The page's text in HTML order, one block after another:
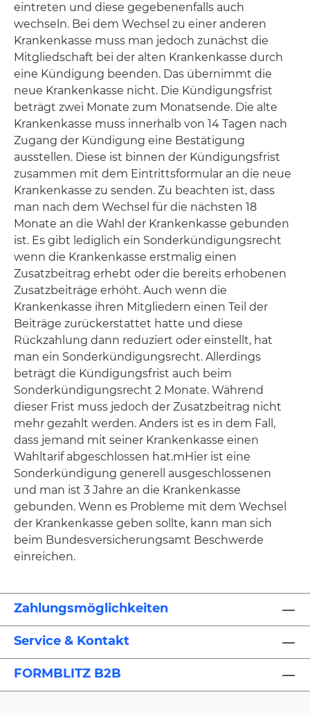
eintreten und diese gegebenenfalls auch
wechseln. Bei dem Wechsel zu einer anderen
Krankenkasse muss man jedoch zunächst die
Mitgliedschaft bei der alten Krankenkasse durch
eine Kündigung beenden. Das übernimmt die
neue Krankenkasse nicht. Die Kündigungsfrist
beträgt zwei Monate zum Monatsende. Die alte
Krankenkasse muss innerhalb von 14 Tagen nach
Zugang der Kündigung eine Bestätigung
ausstellen. Diese ist binnen der Kündigungsfrist
zusammen mit dem Eintrittsformular an die neue
Krankenkasse zu senden. Zu beachten ist, dass
man nach dem Wechsel für die nächsten 18
Monate an die Wahl der Krankenkasse gebunden
ist. Es gibt lediglich ein Sonderkündigungsrecht
wenn die Krankenkasse erstmalig einen
Zusatzbeitrag erhebt oder die bereits erhobenen
Zusatzbeiträge erhöht. Auch wenn die
Krankenkasse ihren Mitgliedern einen Teil der
Beiträge zurückerstattet hatte und diese
Rückzahlung dann reduziert oder einstellt, hat
man ein Sonderkündigungsrecht. Allerdings
beträgt die Kündigungsfrist auch beim
Sonderkündigungsrecht 2 Monate. Während
dieser Frist muss jedoch der Zusatzbeitrag nicht
mehr gezahlt werden. Anders ist es in dem Fall,
dass jemand mit seiner Krankenkasse einen
Wahltarif abgeschlossen hat.mHier ist eine
Sonderkündigung generell ausgeschlossenen
und man ist 3 Jahre an die Krankenkasse
gebunden. Wenn es Probleme mit dem Wechsel
der Krankenkasse geben sollte, kann man sich
beim Bundesversicherungsamt Beschwerde
einreichen.
Zahlungsmöglichkeiten
Service & Kontakt
FORMBLITZ B2B